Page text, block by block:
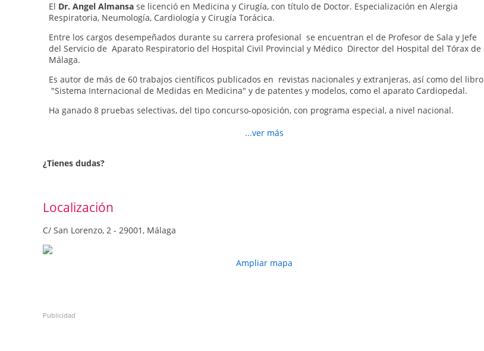
Autovacunas
Ecocardiografia 2D + Doppler color
Ergometría (prueba de esfuerzo)
Holter EKG
Microinmunoterapia
Enfermedades tratadas(descargar PDF con información completa)
angina de pecho- infarto de miocardio, Enfermedades autoinmunes, EPOC, Fibrosis pulmonar, Insuficiencia
El Dr. Angel Almansa se licenció en Medicina y Cirugía, con título de Doctor. Especialización en Alergia
Respiratoria, Neumología, Cardiología y Cirugía Torácica.
Entre los cargos desempeñados durante su carrera profesional se encuentran el de Profesor de Sala y Jefe
del Servicio de Aparato Respiratorio del Hospital Civil Provincial y Médico Director del Hospital del Tórax de
Málaga.
Es autor de más de 60 trabajos científicos publicados en revistas nacionales y extranjeras, así como del libro
"Sistema Internacional de Medidas en Medicina" y de patentes y modelos, como el aparato Cardiopedal.
Ha ganado 8 pruebas selectivas, del tipo concurso-oposición, con programa especial, a nivel nacional.
Además, es miembro del American College of Chest Physician, FELLOW de American Collage, Miembro de
...ver más
¿Tienes dudas?
Localización
C/ San Lorenzo, 2 - 29001, Málaga
Ampliar mapa
Publicidad